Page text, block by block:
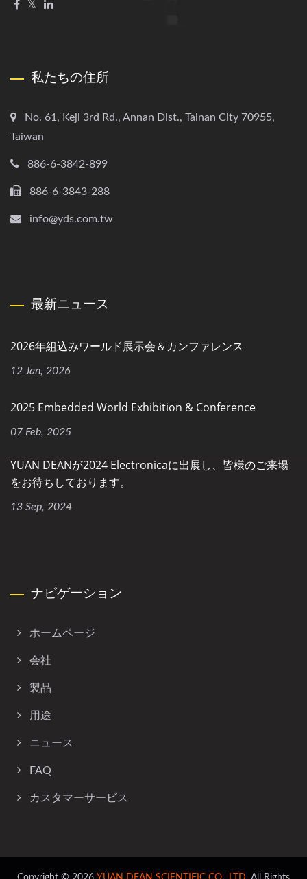
私たちの住所
No. 61, Keji 3rd Rd., Annan Dist., Tainan City 70955,
Taiwan
886-6-3842-899
886-6-3843-288
info@yds.com.tw
最新ニュース
2026年組込みワールド展示会＆カンファレンス
12 Jan, 2026
2025 Embedded World Exhibition & Conference
07 Feb, 2025
YUAN DEANが2024 Electronicaに出展し、皆様のご来場
をお待ちしております。
13 Sep, 2024
ナビゲーション
ホームページ
会社
製品
用途
ニュース
FAQ
カスタマーサービス